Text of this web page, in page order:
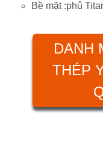
Bề mặt :phủ
DANH
THÉP